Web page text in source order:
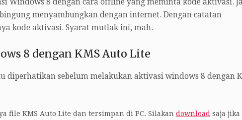
Windows 8 dengan cara offline yang meminta kode aktivasi.
menyambungkan dengan internet. Dengan catatan
kode aktivasi. Syarat mutlak ini, mah.
8 dengan KMS Auto Lite
diperhatikan sebelum melakukan aktivasi windows 8 dengan
file KMS Auto Lite dan tersimpan di PC. Silakan download saja jika